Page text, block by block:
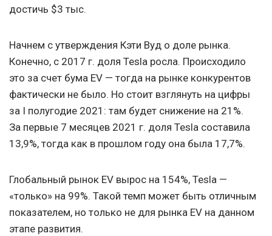
достичь $3 тыс.
Начнем с утверждения Кэти Вуд о доле рынка.
Конечно, с 2017 г. доля Tesla росла. Происходило
это за счет бума EV — тогда на рынке конкурентов
фактически не было. Но стоит взглянуть на цифры
за I полугодие 2021: там будет снижение на 21%.
За первые 7 месяцев 2021 г. доля Tesla составила
13,9%, тогда как в прошлом году она была 17,7%.
Глобальный рынок EV вырос на 154%, Tesla —
«только» на 99%. Такой темп может быть отличным
показателем, но только не для рынка EV на данном
этапе развития.